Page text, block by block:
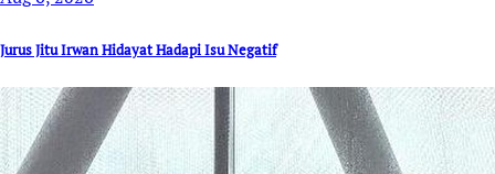
Jurus Jitu Irwan Hidayat Hadapi Isu Negatif